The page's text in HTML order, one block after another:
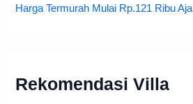
Harga Termurah Mulai Rp.121 Ribu Aja
Rekomendasi Villa